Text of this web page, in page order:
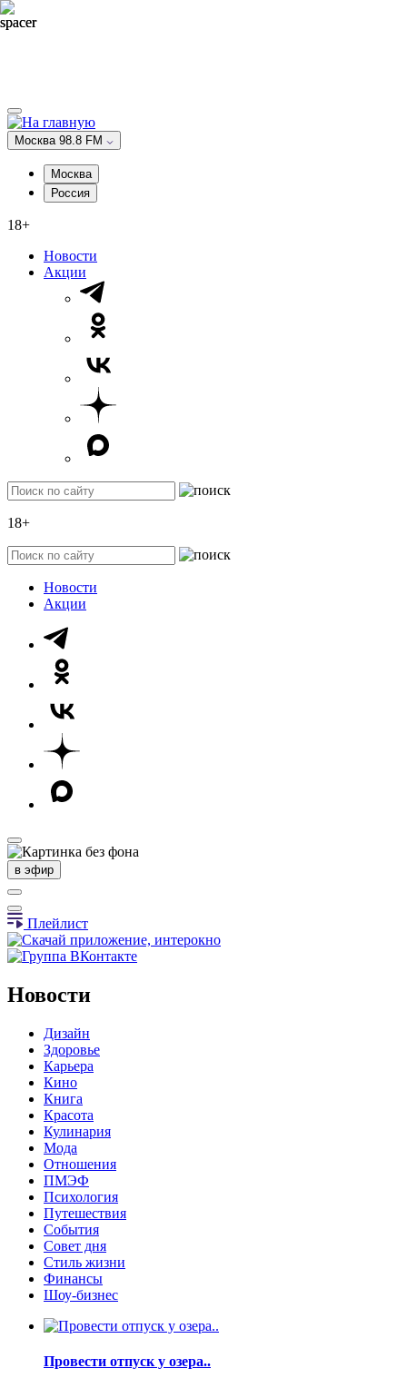
Москва 98.8 FM
Москва
Россия
18+
Новости
Акции
18+
Новости
Акции
в эфир
Плейлист
Новости
Дизайн
Здоровье
Карьера
Кино
Книга
Красота
Кулинария
Мода
Отношения
ПМЭФ
Психология
Путешествия
События
Совет дня
Стиль жизни
Финансы
Шоу-бизнес
Провести отпуск у озера..